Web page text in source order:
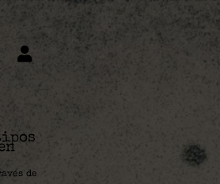
de